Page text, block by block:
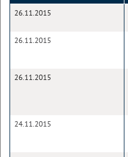
26.11.2015
26.11.2015
26.11.2015
24.11.2015